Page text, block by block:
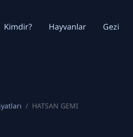
Kimdir? Hayvanlar Gezi
HATSAN GEMI